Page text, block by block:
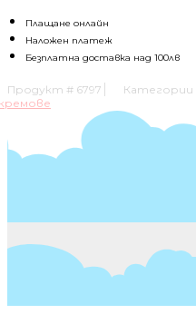
ЗА
НОРМАЛНА
КОЖА
Плащане онлайн
Наложен платеж
Безплатна доставка над 100лв
Продукт # 6797 Категории